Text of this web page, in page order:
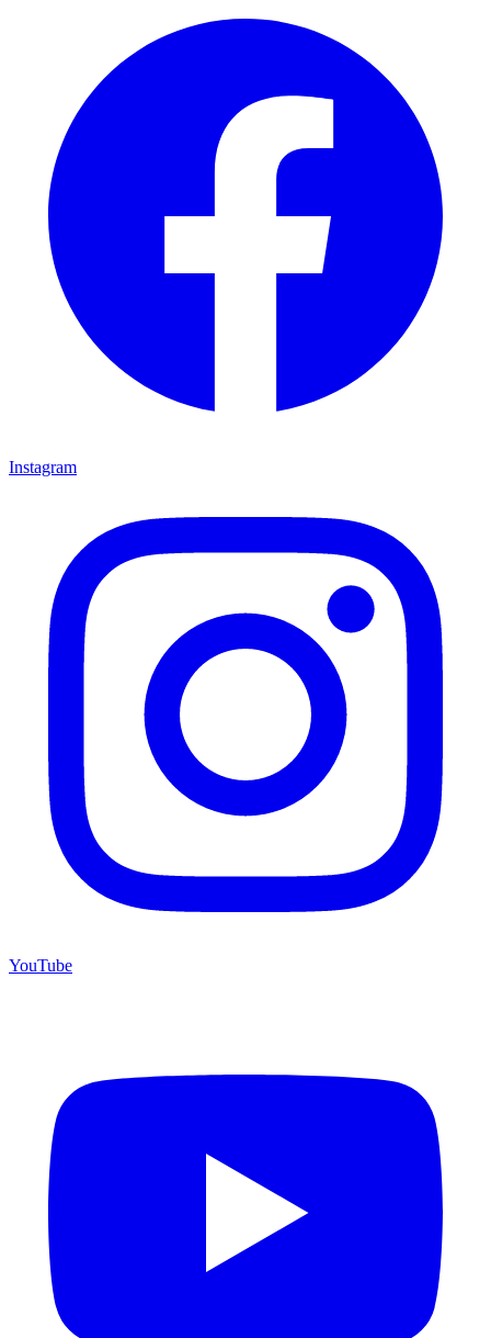
Instagram
YouTube